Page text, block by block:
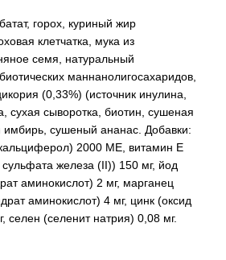
горох, куриный жир
клетчатка, мука из
семя, натуральный
маннанолигосахаридов,
(0,33%) (источник инулина,
сухая сыворотка, биотин, сушеная
имбирь, сушеный ананас. Добавки:
2000 МЕ, витамин E
железа (II)) 150 мг, йод
аминокислот) 2 мг, марганец
аминокислот) 4 мг, цинк (оксид
селен (селенит натрия) 0,08 мг.